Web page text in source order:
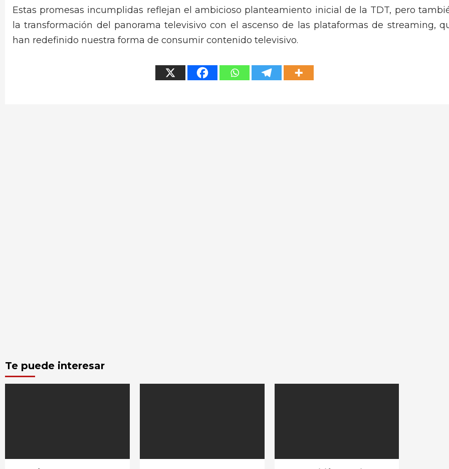
Estas promesas incumplidas reflejan el ambicioso planteamiento inicial de la TDT, pero
la transformación del panorama televisivo con el ascenso de las plataformas de streaming,
han redefinido nuestra forma de consumir contenido televisivo.
Te puede interesar